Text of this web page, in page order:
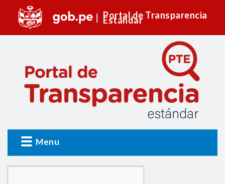
Portal de Transparencia
Estándar
Menu